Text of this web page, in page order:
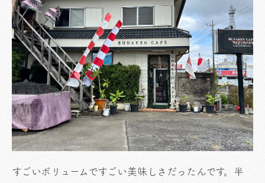
すごいボリュームですごい美味しさだったんです。半